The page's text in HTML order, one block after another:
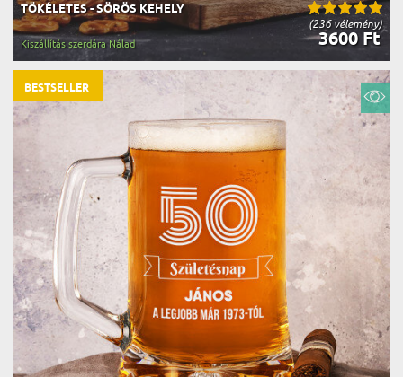
(236 vélemény)
TÖKÉLETES - SÖRÖS KEHELY
3600 Ft
Kiszállítás szerdára Nálad
BESTSELLER